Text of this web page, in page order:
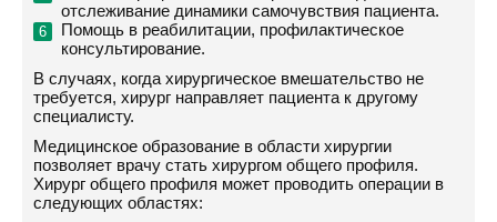
отслеживание динамики самочувствия пациента.
Помощь в реабилитации, профилактическое
консультирование.
В случаях, когда хирургическое вмешательство не
требуется, хирург направляет пациента к другому
специалисту.
Медицинское образование в области хирургии
позволяет врачу стать хирургом общего профиля.
Хирург общего профиля может проводить операции в
следующих областях: